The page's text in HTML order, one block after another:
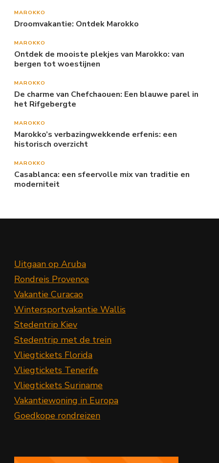
MAROKKO
Droomvakantie: Ontdek Marokko
MAROKKO
Ontdek de mooiste plekjes van Marokko: van
bergen tot woestijnen
MAROKKO
De charme van Chefchaouen: Een blauwe parel in
het Rifgebergte
MAROKKO
Marokko’s verbazingwekkende erfenis: een
historisch overzicht
MAROKKO
Casablanca: een sfeervolle mix van traditie en
moderniteit
Uitgaan op Aruba
Rondreis Provence
Vakantie Curacao
Wintersportvakantie Wallis
Stedentrip Kiev
Stedentrip met de trein
Vliegtickets Florida
Vliegtickets Tenerife
Vliegtickets Suriname
Vakantiewoning in Europa
Goedkope rondreizen